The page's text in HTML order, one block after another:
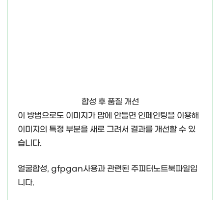
합성 후 품질 개선
이 방법으로도 이미지가 맘에 안들면 인페인팅을 이용해
이미지의 특정 부분을 새로 그려서 결과를 개선할 수 있
습니다.
얼굴합성, gfpgan사용과 관련된 주피터노트북파일입
니다.